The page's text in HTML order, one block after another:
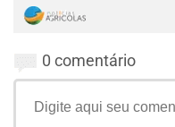
0 comentário